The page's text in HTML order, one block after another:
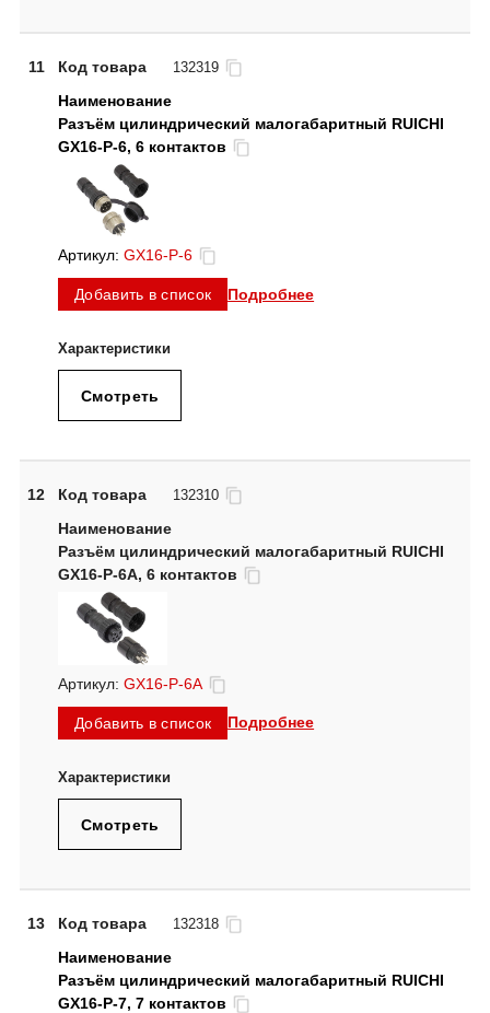
11 Код товара 132319
Разъём цилиндрический малогабаритный RUICHI
GX16-P-6, 6 контактов
Артикул: GX16-P-6
Добавить в список Подробнее
Смотреть
12 Код товара 132310
Разъём цилиндрический малогабаритный RUICHI
GX16-P-6A, 6 контактов
Артикул: GX16-P-6A
Добавить в список Подробнее
Смотреть
13 Код товара 132318
Разъём цилиндрический малогабаритный RUICHI
GX16-P-7, 7 контактов